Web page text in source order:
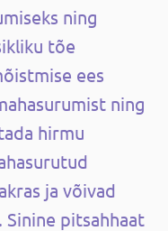
ning
tõe
ees
ning
hirmu
ja võivad
pitsahhaat